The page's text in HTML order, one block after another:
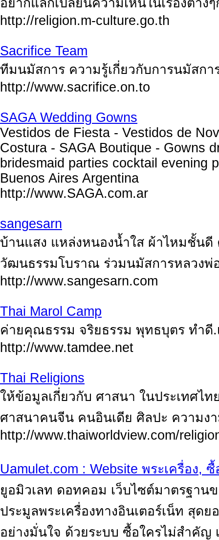
อยากแลกเปลี่ยนความเห็นในเรื่องต่า
http://religion.m-culture.go.th
Sacrifice Team
ทีมนมัสการ ความรู้เกี่ยวกับการนมัสก
http://www.sacrifice.on.to
SAGA Wedding Gowns
Vestidos de Fiesta - Vestidos de
Costura - SAGA Boutique - Gowns
bridesmaid parties cocktail evening
Buenos Aires Argentina
http://www.SAGA.com.ar
sangesarn
บ้านแสง แหล่งหนองน้ำใส ผ้าไหมชั้นดี
วัฒนธรรมโบราณ ร่วมนมัสการหลวงพ่
http://www.sangesarn.com
Thai Marol Camp
ค่ายคุณธรรม จริยธรรม พุทธบุตร ทำดี.
http://www.tamdee.net
Thai Religions
ให้ข้อมูลเกี่ยวกับ ศาสนา ในประเทศไ
ศาสนาคนจีน คนอินเดีย ศิลปะ ความง
http://www.thaiworldview.com/
Uamulet.com : Website พระเครื่อง,
ยูอมิวเลท ดอทคอม เว็บไซต์มาตรฐาน
ประมูลพระเครื่องทางอินเตอร์เน็ท สุ
อย่างมั่นใจ ด้วยระบบ ซื้อใครไม่สำคัญ